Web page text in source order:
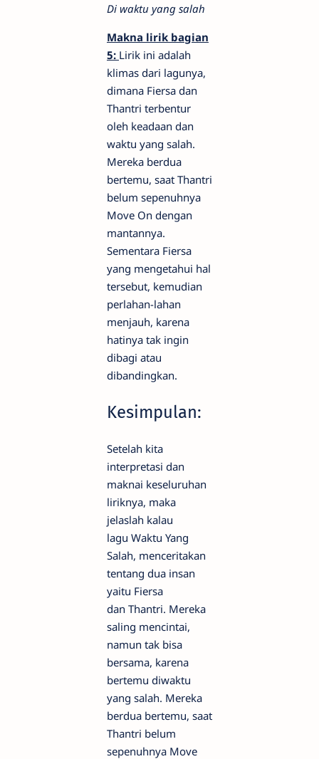
Di waktu yang salah
Makna lirik bagian
5: Lirik ini adalah
klimas dari lagunya,
dimana Fiersa dan
Thantri terbentur
oleh keadaan dan
waktu yang salah.
Mereka berdua
bertemu, saat Thantri
belum sepenuhnya
Move On dengan
mantannya.
Sementara Fiersa
yang mengetahui hal
tersebut, kemudian
perlahan-lahan
menjauh, karena
hatinya tak ingin
dibagi atau
dibandingkan.
Kesimpulan:
Setelah kita
interpretasi dan
maknai keseluruhan
liriknya, maka
jelaslah kalau
lagu Waktu Yang
Salah, menceritakan
tentang dua insan
yaitu Fiersa
dan Thantri. Mereka
saling mencintai,
namun tak bisa
bersama, karena
bertemu diwaktu
yang salah. Mereka
berdua bertemu, saat
Thantri belum
sepenuhnya Move